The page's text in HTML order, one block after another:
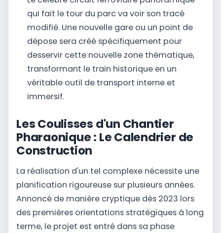
qui fait le tour du parc va voir son tracé
modifié. Une nouvelle gare ou un point de
dépose sera créé spécifiquement pour
desservir cette nouvelle zone thématique,
transformant le train historique en un
véritable outil de transport interne et
immersif.
Les Coulisses d'un Chantier
Pharaonique : Le Calendrier de
Construction
La réalisation d'un tel complexe nécessite une
planification rigoureuse sur plusieurs années.
Annoncé de manière cryptique dès 2023 lors
des premières orientations stratégiques à long
terme, le projet est entré dans sa phase